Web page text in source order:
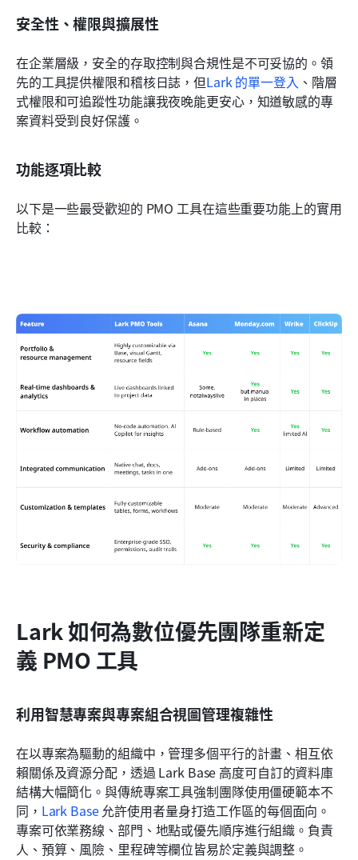
安全性、權限與擴展性
在企業層級，安全的存取控制與合規性是不可妥協的。領
先的工具提供權限和稽核日誌，但Lark 的單一登入 、階層
式權限和可追蹤性功能讓我夜晚能更安心，知道敏感的專
案資料受到良好保護。
功能逐項比較
以下是一些最受歡迎的 PMO 工具在這些重要功能上的實用
比較：
Lark 如何為數位優先團隊重新定
義 PMO 工具
利用智慧專案與專案組合視圖管理複雜性
在以專案為驅動的組織中，管理多個平行的計畫、相互依
賴關係及資源分配，透過 Lark Base 高度可自訂的資料庫
結構大幅簡化。與傳統專案工具強制團隊使用僵硬範本不
同， Lark Base 允許使用者量身打造工作區的每個面向。
專案可依業務線、部門、地點或優先順序進行組織。負責
人、預算、風險、里程碑等欄位皆易於定義與調整。